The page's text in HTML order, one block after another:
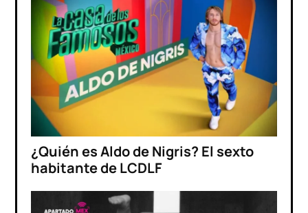
¿Quién es Aldo de Nigris? El sexto
habitante de LCDLF